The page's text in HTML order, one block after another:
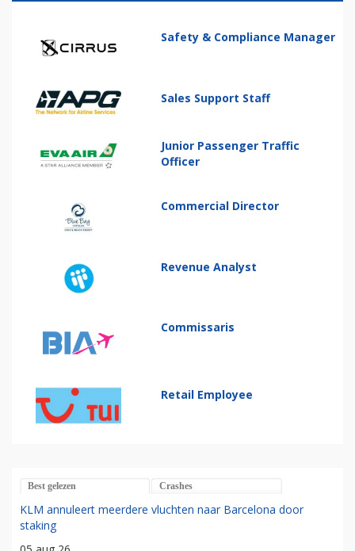
Safety & Compliance Manager
Sales Support Staff
Junior Passenger Traffic
Officer
Commercial Director
Revenue Analyst
Commissaris
Retail Employee
Best gelezen Crashes
KLM annuleert meerdere vluchten naar Barcelona door
staking